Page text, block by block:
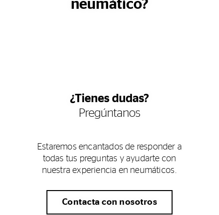
neumático?
¿Tienes dudas?
Pregúntanos
Estaremos encantados de responder a
todas tus preguntas y ayudarte con
nuestra experiencia en neumáticos.
Contacta con nosotros